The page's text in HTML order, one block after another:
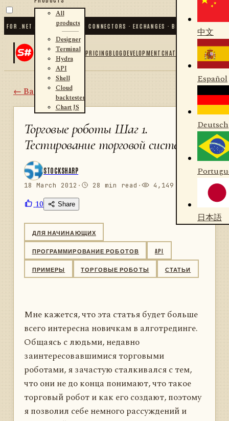
.NET AND PYTHON✦70+ CONNECTORS · EXCHANGES · BROKERS · CRYPTO
All
products
Designer
Terminal
Hydra
API
Shell
Cloud
backtester
Chart JS
PRICINGBLOGDEVELOPMENTCHAT
中文
Español
Deutsch
日本語
← Back
Торговые роботы Шаг 1.
Тестирование торговой системы
STOCKSHARP
18 March 2012 · 28 min read · 4,149 views
10 Share
ДЛЯ НАЧИНАЮЩИХ
ПРОГРАММИРОВАНИЕ РОБОТОВ API
ПРИМЕРЫ ТОРГОВЫЕ РОБОТЫ СТАТЬИ
Мне кажется, что эта статья будет больше
всего интересна новичкам в алготрединге.
Общаясь с людьми, недавно
заинтересовавшимися торговыми
роботами, я зачастую сталкивался с тем,
что они не до конца понимают, что такое
торговый робот и как его создают, поэтому
я позволил себе немного рассуждений и